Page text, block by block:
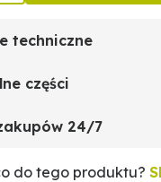
techniczne
części
24/7
do tego produktu?